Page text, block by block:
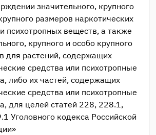
значительного, крупного
размеров наркотических
психотропных веществ, а также
крупного и особо крупного
для растений, содержащих
средства или психотропные
либо их частей, содержащих
средства или психотропные
для целей статей 228, 228.1,
Уголовного кодекса Российской